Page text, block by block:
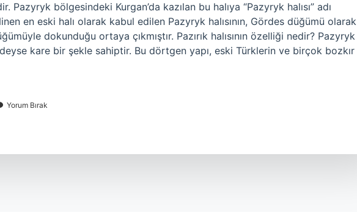
bölgesindeki Kurgan’da kazılan bu halıya “Pazyryk halısı” adı
en eski halı olarak kabul edilen Pazyryk halısının, Gördes düğümü olarak
dokunduğu ortaya çıkmıştır. Pazırık halısının özelliği nedir? Pazyryk
kare bir şekle sahiptir. Bu dörtgen yapı, eski Türklerin ve birçok bozkır
Yorum Bırak